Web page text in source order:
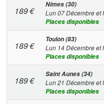
189€
Nimes (30)
Lun 07 Décembre et
Places disponibles
189€
Toulon (83)
Lun 14 Décembre et
Places disponibles
189€
Saint Aunes (34)
Lun 21 Décembre et
Places disponibles